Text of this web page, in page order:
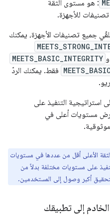
: هو مستوى الثقة
للأجهزة.
جميع تصنيفات الأجهزة، يمكنك
و MEETS_BASIC_INTEGRITY
فقط. يمكنك الردّ
استراتيجية التنفيذ على
مستويات أعلى في
الأعلى أقل من عددها في مستويات
تنفيذ على مستويات مختلفة بدلاً من
أكبر وصول إلى المستخدمين.
إلى تطبيقك